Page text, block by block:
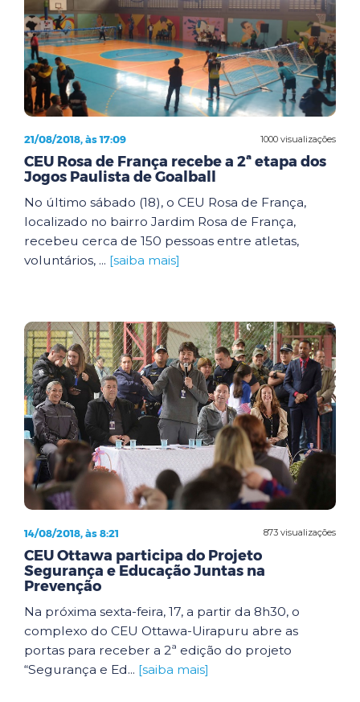
1000 visualizações
21/08/2018, às 17:09
CEU Rosa de França recebe a 2ª etapa dos
Jogos Paulista de Goalball
No último sábado (18), o CEU Rosa de França,
localizado no bairro Jardim Rosa de França,
recebeu cerca de 150 pessoas entre atletas,
voluntários, ... [saiba mais]
873 visualizações
14/08/2018, às 8:21
CEU Ottawa participa do Projeto
Segurança e Educação Juntas na
Prevenção
Na próxima sexta-feira, 17, a partir da 8h30, o
complexo do CEU Ottawa-Uirapuru abre as
portas para receber a 2ª edição do projeto
“Segurança e Ed... [saiba mais]